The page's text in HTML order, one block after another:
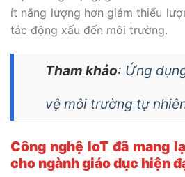
ít năng lượng hơn giảm thiểu
tác động xấu đến môi trường.
Tham khảo: Ứng
vệ môi trường tự
Công nghệ IoT đã mang
cho ngành giáo dục hiện